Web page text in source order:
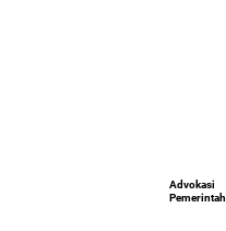
Advokasi
Pemerintah